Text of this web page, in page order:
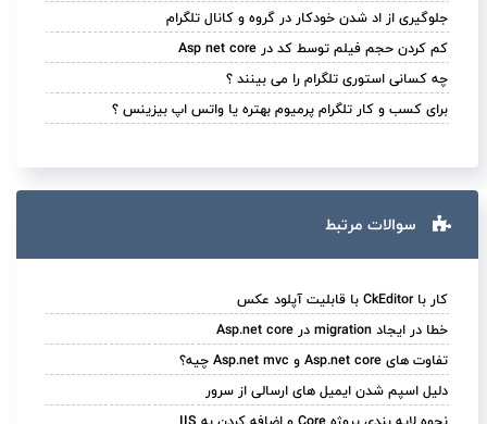
جلوگیری از اد شدن خودکار در گروه و کانال تلگرام
کم کردن حجم فیلم توسط کد در Asp net core
چه کسانی استوری تلگرام را می بینند ؟
برای کسب و کار تلگرام پرمیوم بهتره یا واتس اپ بیزینس ؟
سوالات مرتبط
کار با CkEditor با قابلیت آپلود عکس
خطا در ایجاد migration در Asp.net core
تفاوت های Asp.net core و Asp.net mvc چیه؟
دلیل اسپم شدن ایمیل های ارسالی از سرور